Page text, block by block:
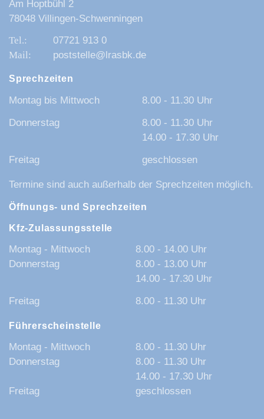
Am Hoptbühl 2
78048 Villingen-Schwenningen
07721 913 0
poststelle@lrasbk.de
Sprechzeiten
Montag bis Mittwoch
8.00 - 11.30 Uhr
Donnerstag
8.00 - 11.30 Uhr
14.00 - 17.30 Uhr
Freitag
geschlossen
Termine sind auch außerhalb der Sprechzeiten möglich.
Öffnungs- und Sprechzeiten
Kfz-Zulassungsstelle
Montag - Mittwoch
8.00 - 14.00 Uhr
Donnerstag
8.00 - 13.00 Uhr
14.00 - 17.30 Uhr
Freitag
8.00 - 11.30 Uhr
Führerscheinstelle
Montag - Mittwoch
8.00 - 11.30 Uhr
Donnerstag
8.00 - 11.30 Uhr
14.00 - 17.30 Uhr
Freitag
geschlossen